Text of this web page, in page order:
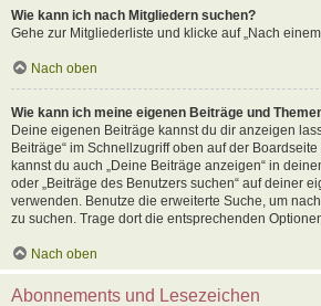
Wie kann ich nach Mitgliedern suchen?
Gehe zur Mitgliederliste und klicke auf „Nach
Nach oben
Wie kann ich meine eigenen Beiträge und
Deine eigenen Beiträge kannst du dir anzeigen
Beiträge“ im Schnellzugriff oben auf der
kannst du auch „Deine Beiträge anzeigen“ in
oder „Beiträge des Benutzers suchen“ auf deiner
verwenden. Benutze die erweiterte Suche, um
zu suchen. Trage dort die entsprechenden
Nach oben
Abonnements und Lesezeichen